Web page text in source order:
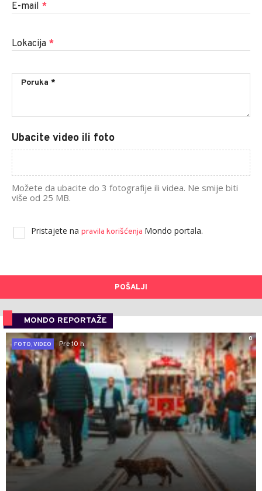
E-mail *
Lokacija *
Ubacite video ili foto
Možete da ubacite do 3 fotografije ili videa. Ne smije biti
više od 25 MB.
Pristajete na pravila korišćenja Mondo portala.
POŠALJI
MONDO REPORTAŽE
0
FOTO, VIDEO
Pre 10 h